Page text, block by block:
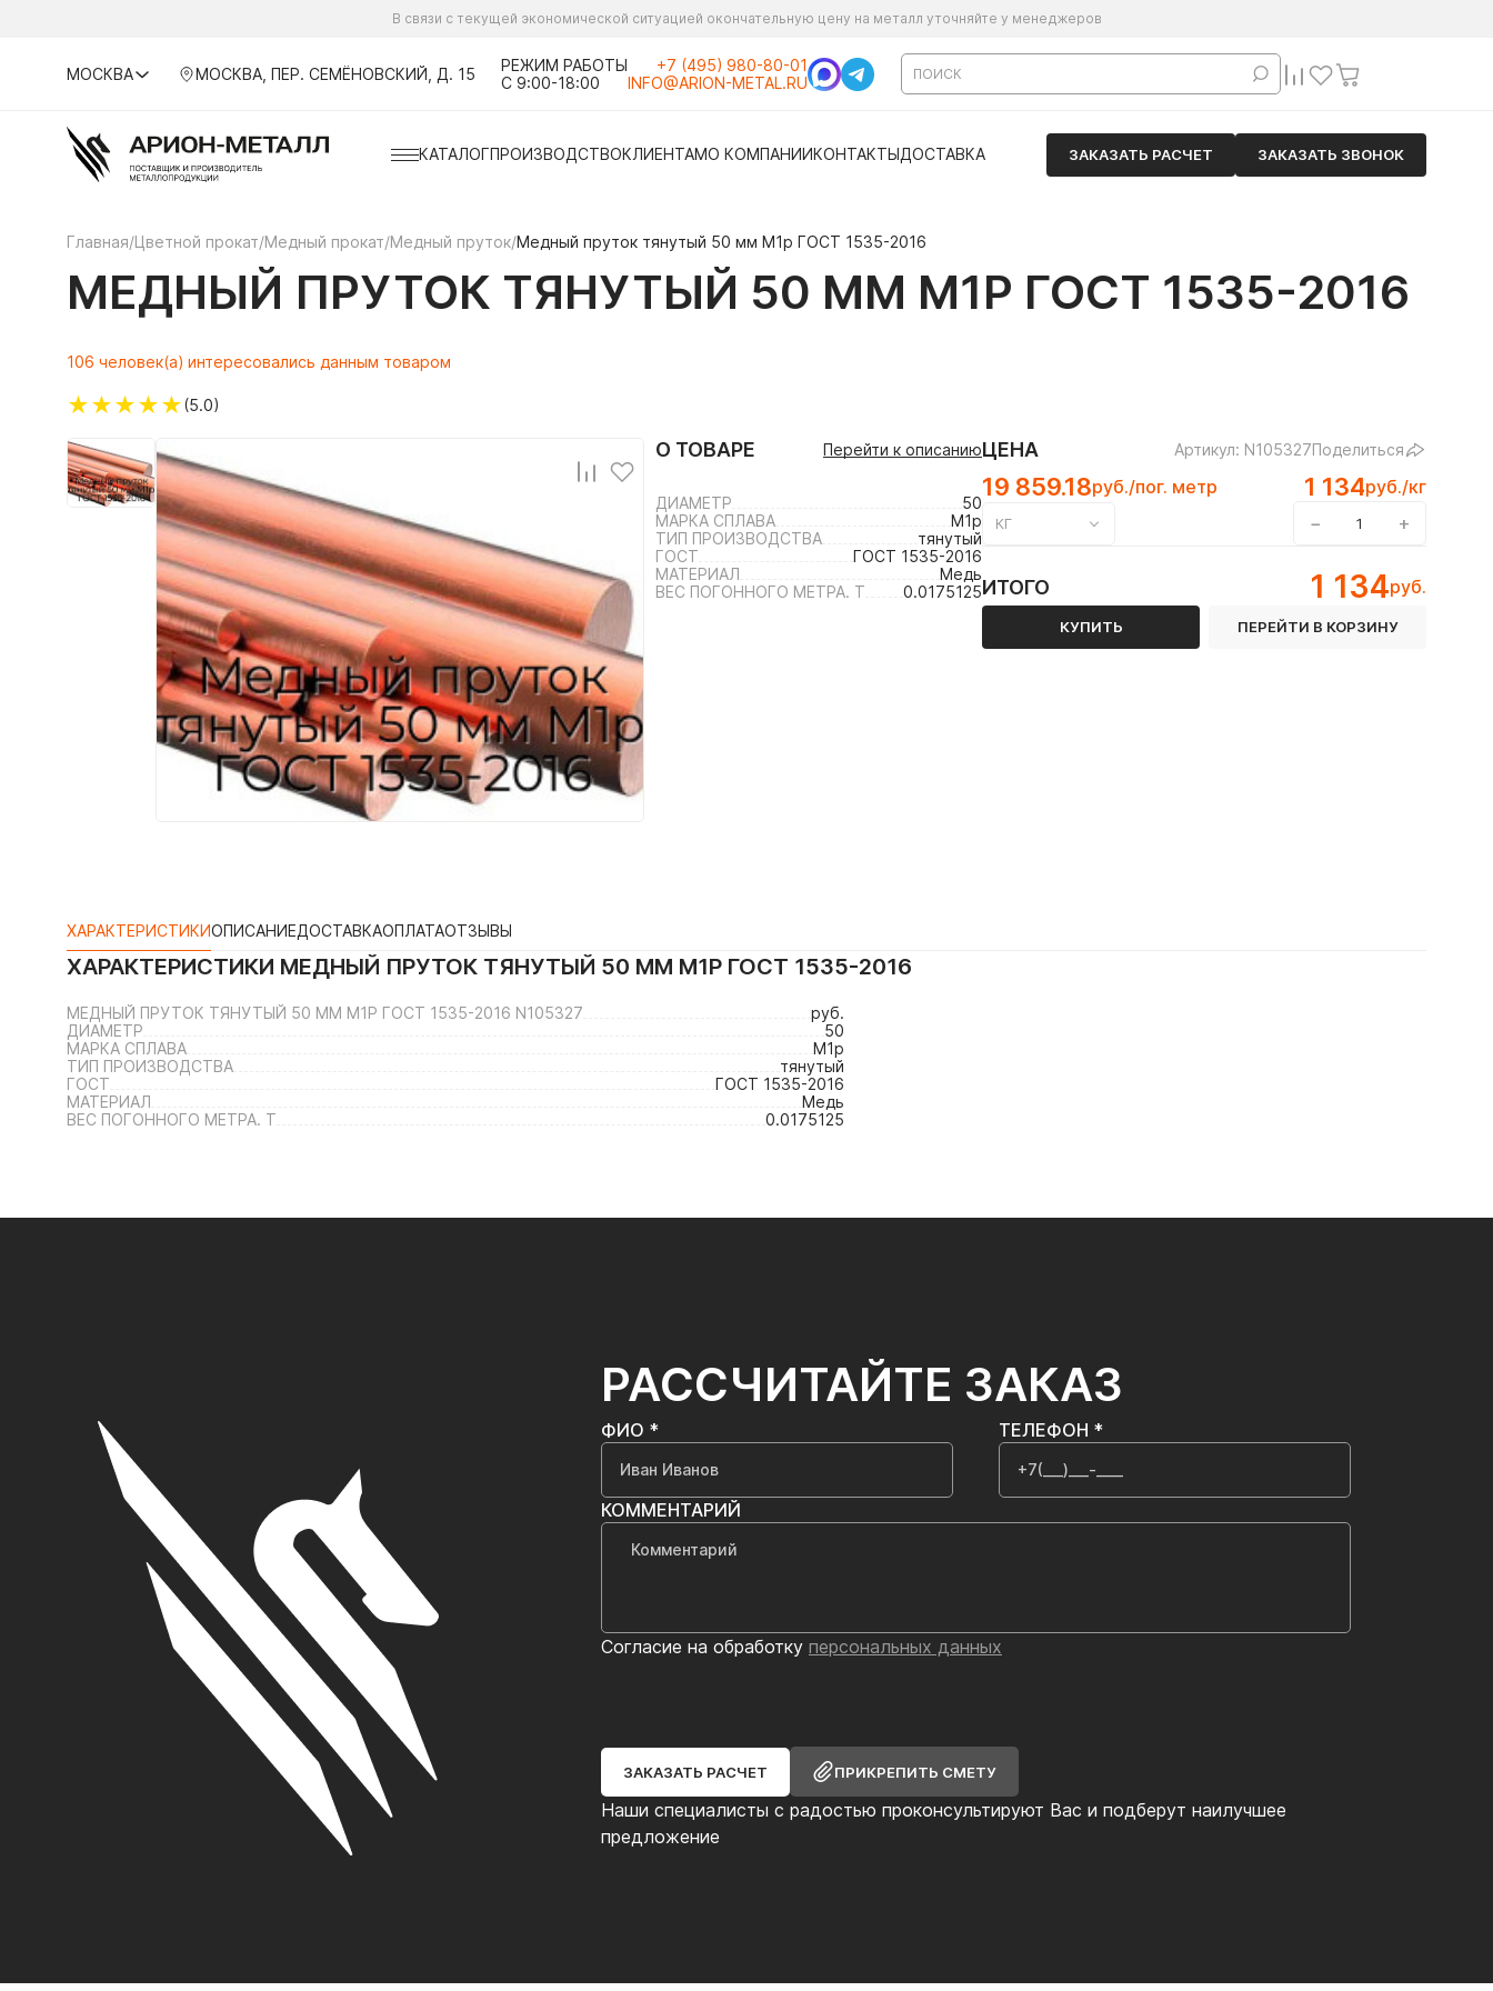
В связи с текущей экономической ситуацией окончательную цену на металл уточняйте у менеджеров
МОСКВА МОСКВА, ПЕР. СЕМЁНОВСКИЙ, Д. 15
РЕЖИМ РАБОТЫ
С 9:00-18:00
+7 (495) 980-80-01
INFO@ARION-METAL.RU
КАТАЛОГПРОИЗВОДСТВОКЛИЕНТАМО КОМПАНИИКОНТАКТЫДОСТАВКА ЗАКАЗАТЬ РАСЧЕТ ЗАКАЗАТЬ ЗВОНОК
Главная/Цветной прокат/Медный прокат/Медный пруток/Медный пруток тянутый 50 мм М1р ГОСТ 1535-2016
МЕДНЫЙ ПРУТОК ТЯНУТЫЙ 50 ММ М1Р ГОСТ 1535-2016
106 человек(а) интересовались данным товаром
★★★★★(5.0)
О ТОВАРЕ Перейти к описанию
ДИАМЕТР
50
МАРКА СПЛАВА
М1р
ТИП ПРОИЗВОДСТВА
тянутый
ГОСТ
ГОСТ 1535-2016
МАТЕРИАЛ
Медь
ВЕС ПОГОННОГО МЕТРА. Т
0.0175125
ЦЕНА Артикул: N105327Поделиться
19 859.18руб./пог. метр 1 134руб./кг
КГ − +
ИТОГО 1 134руб.
КУПИТЬ ПЕРЕЙТИ В КОРЗИНУ
ХАРАКТЕРИСТИКИОПИСАНИЕДОСТАВКАОПЛАТАОТЗЫВЫ
ХАРАКТЕРИСТИКИ МЕДНЫЙ ПРУТОК ТЯНУТЫЙ 50 ММ М1Р ГОСТ 1535-2016
МЕДНЫЙ ПРУТОК ТЯНУТЫЙ 50 ММ М1Р ГОСТ 1535-2016 N105327
руб.
ДИАМЕТР
50
МАРКА СПЛАВА
М1р
ТИП ПРОИЗВОДСТВА
тянутый
ГОСТ
ГОСТ 1535-2016
МАТЕРИАЛ
Медь
ВЕС ПОГОННОГО МЕТРА. Т
0.0175125
РАССЧИТАЙТЕ ЗАКАЗ
Наши специалисты с радостью проконсультируют Вас и подберут наилучшее
предложение
ФИО * ТЕЛЕФОН *
КОММЕНТАРИЙ
Согласие на обработку персональных данных
ЗАКАЗАТЬ РАСЧЕТ ПРИКРЕПИТЬ СМЕТУ